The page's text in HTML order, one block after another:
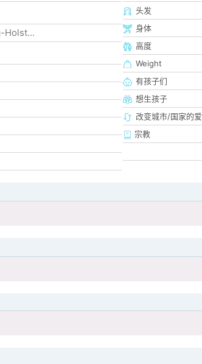
Holst...
头发
身体
高度
Weight
有孩子们
想生孩子
改变城市/国家的爱
宗教